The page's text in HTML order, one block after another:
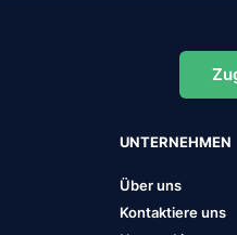
UNTERNEHMEN
Über uns
Kontaktiere uns